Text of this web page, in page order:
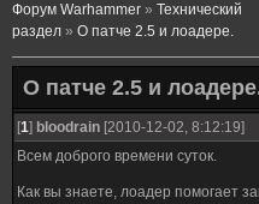
Форум Warhammer » Технический
раздел » О патче 2.5 и лоадере.
О патче 2.5 и
[1] bloodrain [2010-12-02, 8:12:19]
Всем доброго времени суток.
Как вы знаете, лоадер помогает